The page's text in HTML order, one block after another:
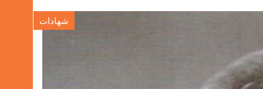
شهادات